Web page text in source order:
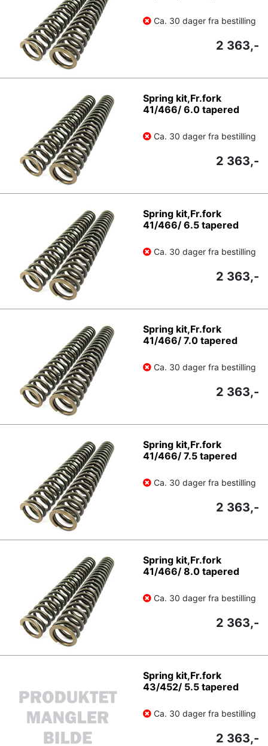
Ca. 30 dager fra bestilling
2 363,-
Spring kit,Fr.fork
41/466/ 6.0 tapered
Ca. 30 dager fra bestilling
2 363,-
Spring kit,Fr.fork
41/466/ 6.5 tapered
Ca. 30 dager fra bestilling
2 363,-
Spring kit,Fr.fork
41/466/ 7.0 tapered
Ca. 30 dager fra bestilling
2 363,-
Spring kit,Fr.fork
41/466/ 7.5 tapered
Ca. 30 dager fra bestilling
2 363,-
Spring kit,Fr.fork
41/466/ 8.0 tapered
Ca. 30 dager fra bestilling
2 363,-
Spring kit,Fr.fork
43/452/ 5.5 tapered
Ca. 30 dager fra bestilling
2 363,-